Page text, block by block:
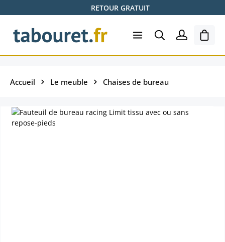
Passer au contenu principalRETOUR GRATUIT
Le
Accueil Le meuble Chaises de bureau